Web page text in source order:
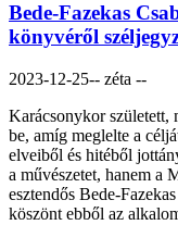
Bede-Fazekas
könyvéről
2023-12-25-- zéta --
Karácsonykor született,
be, amíg meglelte a
elveiből és hitéből
a művészetet, hanem a
esztendős Bede-
köszönt ebből az